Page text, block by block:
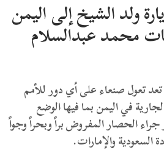
ولد الشيخ إلى اليمن
محمد عبدالسلام
تعول صنعاء على أي دور للأمم
في اليمن بما فيها الوضع
الحصار المفروض براً وبحراً وجواً
السعودية والإمارات.